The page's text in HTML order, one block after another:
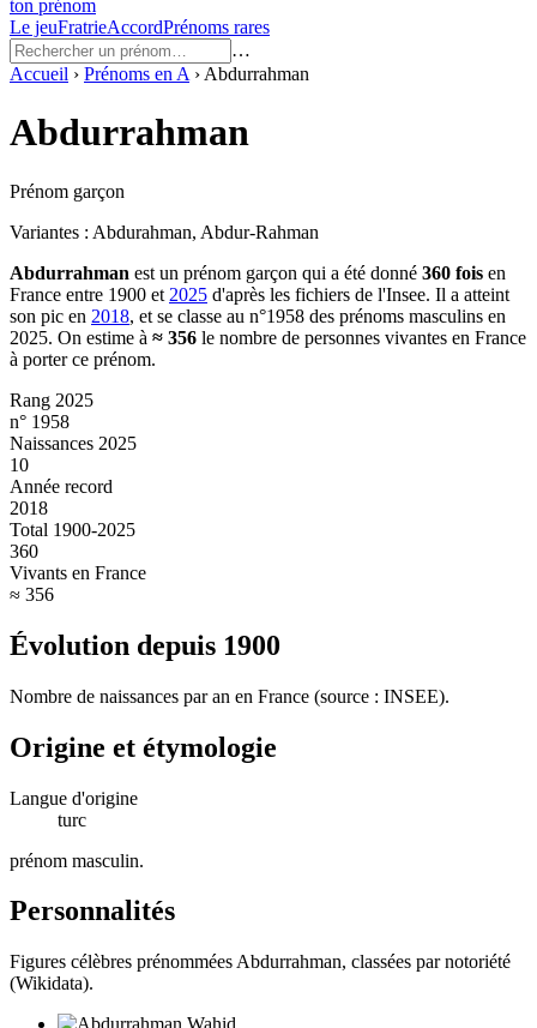
ton prénom
Le jeuFratrieAccordPrénoms rares
…
Accueil › Prénoms en A › Abdurrahman
Abdurrahman
Prénom garçon
Variantes : Abdurahman, Abdur-Rahman
Abdurrahman est un prénom garçon qui a été donné 360 fois en
France entre 1900 et 2025 d'après les fichiers de l'Insee. Il a atteint
son pic en 2018, et se classe au n°1958 des prénoms masculins en
2025. On estime à ≈ 356 le nombre de personnes vivantes en France
à porter ce prénom.
Rang 2025
n° 1958
Naissances 2025
10
Année record
2018
Total 1900-2025
360
Vivants en France
≈ 356
Évolution depuis 1900
Nombre de naissances par an en France (source : INSEE).
Origine et étymologie
Langue d'origine
turc
prénom masculin.
Personnalités
Figures célèbres prénommées Abdurrahman, classées par notoriété
(Wikidata).